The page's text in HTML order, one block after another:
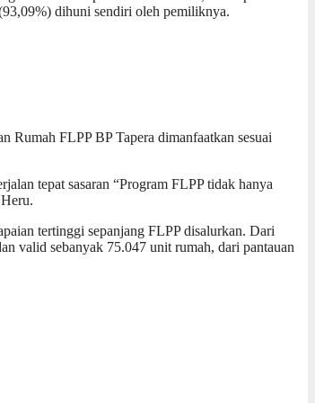
dihuni sendiri oleh pemiliknya.
Rumah FLPP BP Tapera dimanfaatkan sesuai
tepat sasaran “Program FLPP tidak hanya
tertinggi sepanjang FLPP disalurkan. Dari
valid sebanyak 75.047 unit rumah, dari pantauan